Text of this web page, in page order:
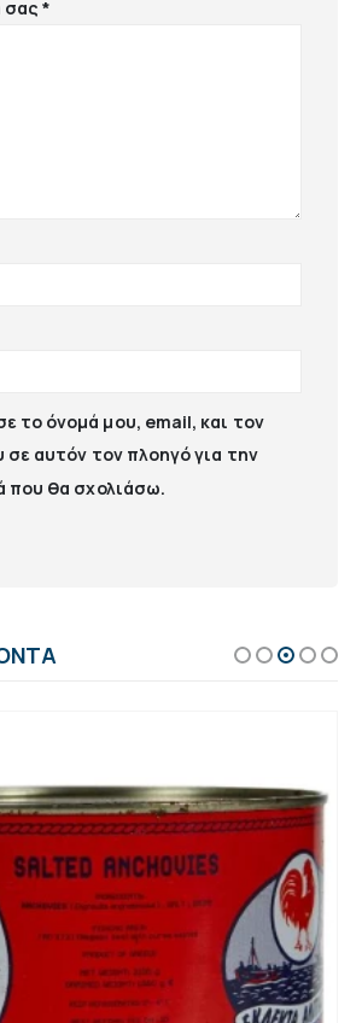
σας*
το όνομά μου, email, και τον
αυτόν τον πλοηγό για την
που θα σχολιάσω.